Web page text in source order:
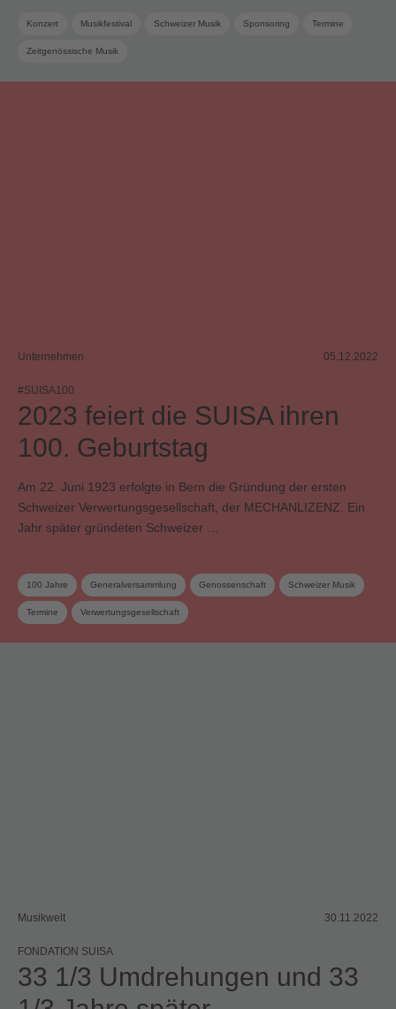
Konzert Musikfestival Schweizer Musik Sponsoring Termine
Zeitgenössische Musik
Unternehmen 05.12.2022
#SUISA100
2023 feiert die SUISA ihren
100. Geburtstag
Am 22. Juni 1923 erfolgte in Bern die Gründung der ersten
Schweizer Verwertungsgesellschaft, der MECHANLIZENZ. Ein
Jahr später gründeten Schweizer …
100 Jahre Generalversammlung Genossenschaft Schweizer Musik
Termine Verwertungsgesellschaft
Musikwelt 30.11.2022
FONDATION SUISA
33 1/3 Umdrehungen und 33